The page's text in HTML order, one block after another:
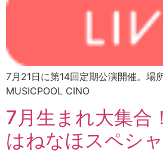
7月21日に第14回定期公演開催。場
MUSICPOOL CINO
7月生まれ大集合
はねなほスペシ